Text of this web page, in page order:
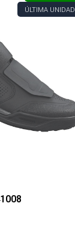
ÚLTIMA UNIDAD